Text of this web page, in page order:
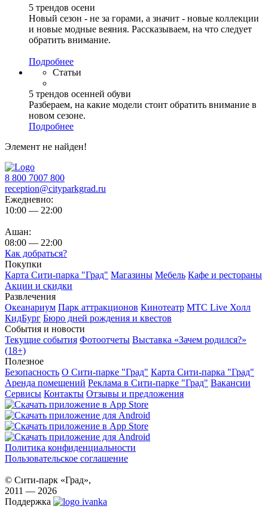
5 трендов осени
Новый сезон - не за горами, а значит - новые коллекции
и новые модные веяния. Рассказываем, на что следует
обратить внимание.
Подробнее
Статьи
5 трендов осенней обуви
Разбераем, на какие модели стоит обратить внимание в
новом сезоне.
Подробнее
Элемент не найден!
8 800 7007 800
reception@cityparkgrad.ru
Ежедневно:
10:00 — 22:00
Ашан:
08:00 — 22:00
Как добраться?
Покупки
Карта Сити-парка "Град" Магазины Мебель Кафе и рестораны
Акции и скидки
Развлечения
Океанариум Парк аттракционов Кинотеатр МТС Live Холл
КидБург Бюро дней рождения и квестов
События и новости
Текущие события Фотоотчеты Выставка «Зачем родился?»
(18+)
Полезное
Безопасность О Сити-парке "Град" Карта Сити-парка "Град"
Аренда помещений Реклама в Сити-парке "Град" Вакансии
Сервисы Контакты Отзывы и предложения
Политика конфиденциальности
Пользовательское соглашение
© Сити-парк «Град»,
2011 — 2026
Поддержка